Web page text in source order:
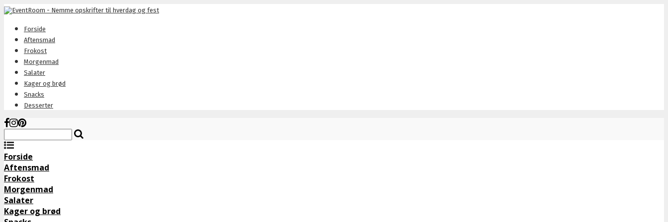
Forside
Aftensmad
Frokost
Morgenmad
Salater
Kager og brød
Snacks
Desserter
Forside
Aftensmad
Frokost
Morgenmad
Salater
Kager og brød